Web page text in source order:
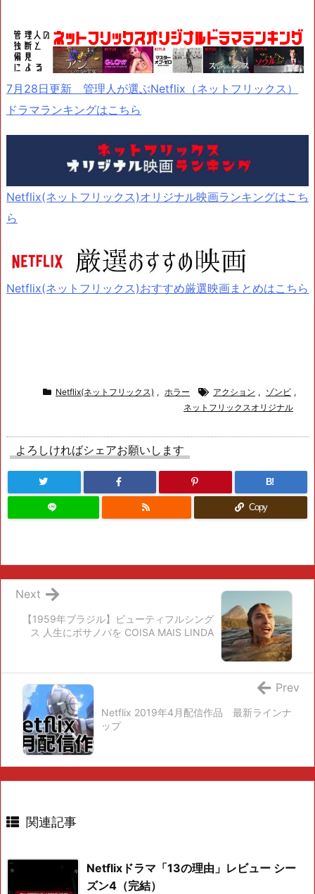
7月28日更新 管理人が選ぶNetflix（ネットフリックス）
ドラマランキングはこちら
Netflix(ネットフリックス)オリジナル映画ランキングはこち
ら
Netflix(ネットフリックス)おすすめ厳選映画まとめはこちら
Netflix(ネットフリックス) , ホラー アクション , ゾンビ ,
ネットフリックスオリジナル
よろしければシェアお願いします
B!
Copy
【1959年ブラジル】ビューティフルシング
ス 人生にボサノバを COISA MAIS LINDA
Next
Netflix 2019年4月配信作品 最新ラインナ
ップ
Prev
関連記事
Netflixドラマ「13の理由」レビュー シー
ズン4（完結）